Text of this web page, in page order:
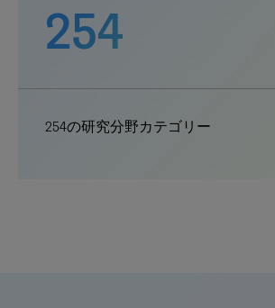
254
254の研究分野カテゴリー